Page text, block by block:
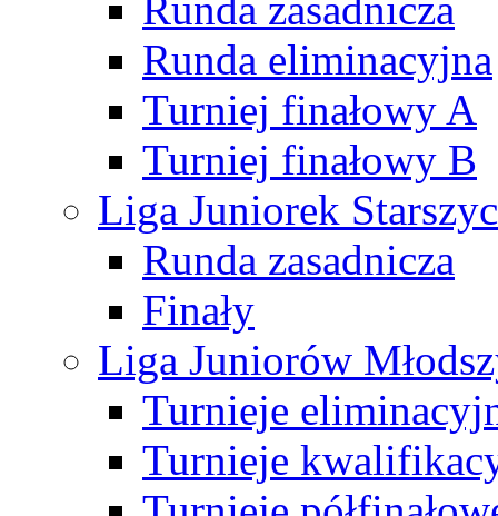
Runda eliminacyjna
Turniej finałowy A
Turniej finałowy B
Liga Juniorek
Runda zasadnicza
Finały
Liga Juniorów
Turnieje
Turnieje